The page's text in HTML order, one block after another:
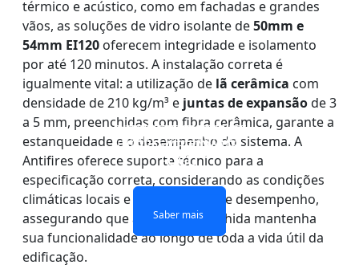
VIDRO DE CAMADA
ÚNICA CONTRA FOGO
VIDRO DE CAMADAS
DUPLAS À PROVA DE
FOGO
Saber mais
JANELAS E PORTAS DE
VIDRO À PROVA DE
FOGO
Saber mais
PAREDE DIVISÓRIA DE
VIDRO À PROVA DE
FOGO
Saber mais
térmico e acústico, como em fachadas e grandes
vãos, as soluções de vidro isolante de50mm e
54mm EI120 oferecem integridade e isolamento
por até 120 minutos. A instalação correta é
igualmente vital: a utilização de lã cerâmica com
densidade de 210 kg/m³ e juntas de expansãode 3
a 5 mm, preenchidas com fibra cerâmica, garante a
estanqueidade e o desempenho do sistema. A
Antifires oferece suporte técnico para a
especificação correta, considerando as condições
climáticas locais e as exigências de desempenho,
assegurando que a solução escolhida mantenha
sua funcionalidade ao longo de toda a vida útil da
edificação.